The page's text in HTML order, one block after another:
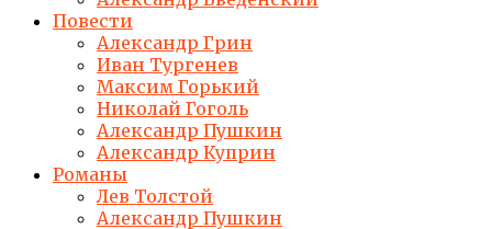
Повести
Александр Грин
Иван Тургенев
Максим Горький
Николай Гоголь
Александр Пушкин
Александр Куприн
Романы
Лев Толстой
Александр Пушкин